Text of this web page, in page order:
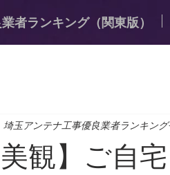
美観】ご自
埼玉アンテナ工事優良業者ランキング
者ランキング（関東版）